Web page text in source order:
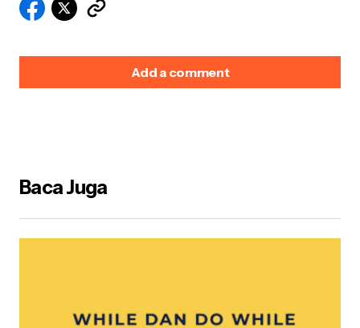
Add a comment
Baca Juga